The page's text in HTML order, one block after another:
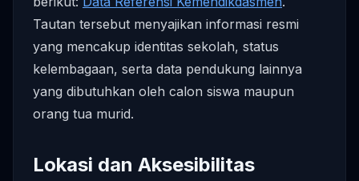
Tautan tersebut menyajikan informasi resmi
yang mencakup identitas sekolah, status
kelembagaan, serta data pendukung lainnya
yang dibutuhkan oleh calon siswa maupun
orang tua murid.
Lokasi dan Aksesibilitas